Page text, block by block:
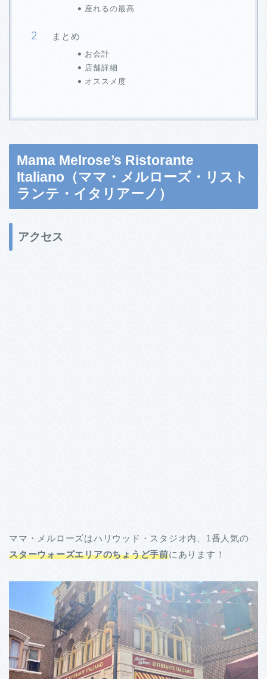
座れるの最高
まとめ
お会計
店舗詳細
オススメ度
Mama Melrose’s Ristorante
Italiano（ママ・メルローズ・リスト
ランテ・イタリアーノ）
アクセス
ママ・メルローズはハリウッド・スタジオ内、1番人気の
スターウォーズエリアのちょうど手前にあります！